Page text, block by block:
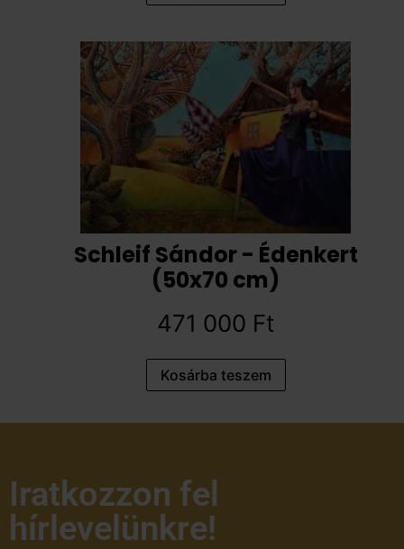
Schleif Sándor - Édenkert
(50x70 cm)
471 000 Ft
Kosárba teszem
Iratkozzon fel
hírlevelünkre!